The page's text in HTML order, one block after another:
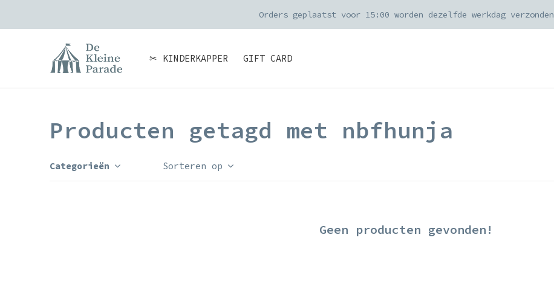
✂ KINDERKAPPER GIFT CARD
Orders geplaatst voor 15:00 worden dezelfde werkdag verzonden
Producten getagd met nbfhunja
Categorieën Sorteren op
Geen producten gevonden!